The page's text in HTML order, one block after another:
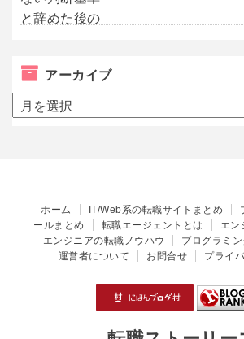
アーカイブ
ア
ー
ホーム IT/Web系の転職サイトまとめ
ールまとめ
転職エージェントとは
エン
エンジニアの転職ノウハウ
プログラミ
運営者について
お問合せ プライ